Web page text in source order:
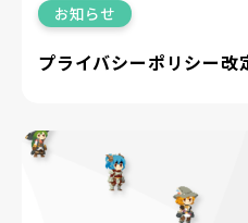
お知らせ
プライバシーポリシー改